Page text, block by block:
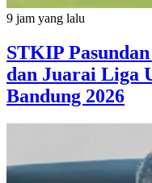
9 jam yang lalu
STKIP
dan Juarai Liga
Bandung 2026